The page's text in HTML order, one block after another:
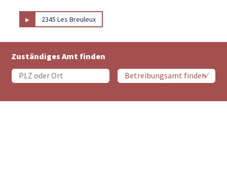
▸ 2345 Les Breuleux
Zuständiges Amt finden